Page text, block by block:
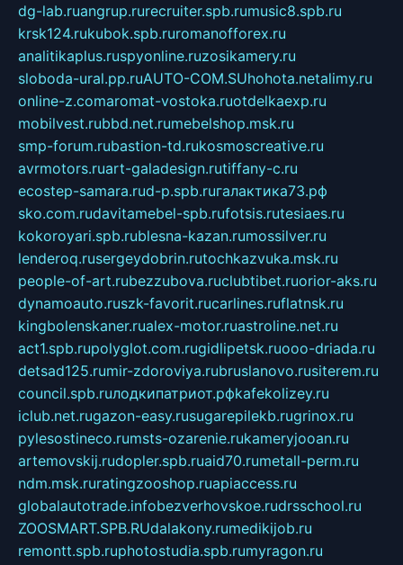
dg-lab.ruangrup.rurecruiter.spb.rumusic8.spb.ru
krsk124.rukubok.spb.ruromanofforex.ru
analitikaplus.ruspyonline.ruzosikamery.ru
sloboda-ural.pp.ruAUTO-COM.SUhohota.netalimy.ru
online-z.comaromat-vostoka.ruotdelkaexp.ru
mobilvest.rubbd.net.rumebelshop.msk.ru
smp-forum.rubastion-td.rukosmoscreative.ru
avrmotors.ruart-galadesign.rutiffany-c.ru
ecostep-samara.rud-p.spb.ruгалактика73.рф
sko.com.rudavitamebel-spb.rufotsis.rutesiaes.ru
kokoroyari.spb.rublesna-kazan.rumossilver.ru
lenderoq.rusergeydobrin.rutochkazvuka.msk.ru
people-of-art.rubezzubova.ruclubtibet.ruorior-aks.ru
dynamoauto.ruszk-favorit.rucarlines.ruflatnsk.ru
kingbolenskaner.rualex-motor.ruastroline.net.ru
act1.spb.rupolyglot.com.rugidlipetsk.ruooo-driada.ru
detsad125.rumir-zdoroviya.rubruslanovo.rusiterem.ru
council.spb.ruлодкипатриот.рфkafekolizey.ru
iclub.net.rugazon-easy.rusugarepilekb.rugrinox.ru
pylesostineco.rumsts-ozarenie.rukameryjooan.ru
artemovskij.rudopler.spb.ruaid70.rumetall-perm.ru
ndm.msk.ruratingzooshop.ruapiaccess.ru
globalautotrade.infobezverhovskoe.rudrsschool.ru
ZOOSMART.SPB.RUdalakony.rumedikijob.ru
remontt.spb.ruphotostudia.spb.rumyragon.ru